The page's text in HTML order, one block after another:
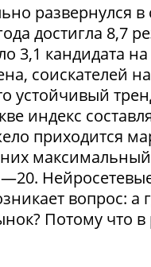
развернулся
достигла 8,7
3,1 кандидата
соискателей
устойчивый
индекс
приходится
вопрос: а
Потому что